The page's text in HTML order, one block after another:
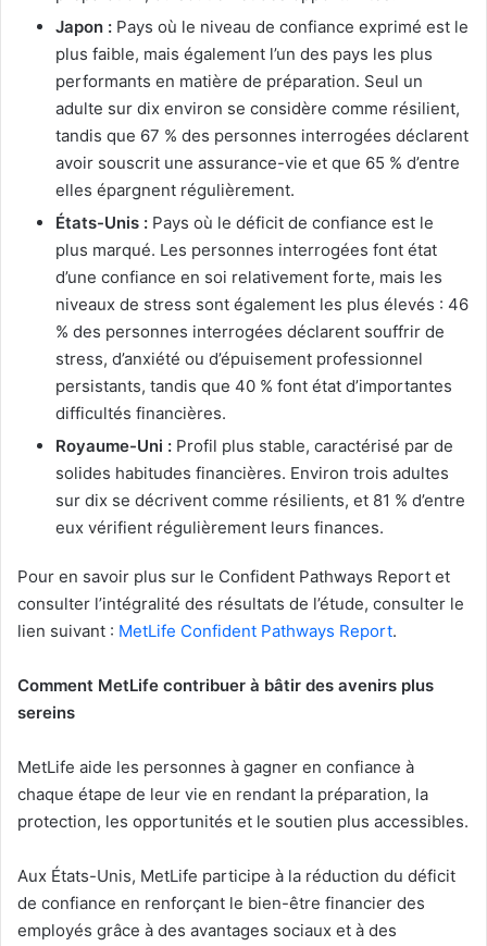
Japon : Pays où le niveau de confiance exprimé est le
plus faible, mais également l’un des pays les plus
performants en matière de préparation. Seul un
adulte sur dix environ se considère comme résilient,
tandis que 67 % des personnes interrogées déclarent
avoir souscrit une assurance-vie et que 65 % d’entre
elles épargnent régulièrement.
États-Unis : Pays où le déficit de confiance est le
plus marqué. Les personnes interrogées font état
d’une confiance en soi relativement forte, mais les
niveaux de stress sont également les plus élevés : 46
% des personnes interrogées déclarent souffrir de
stress, d’anxiété ou d’épuisement professionnel
persistants, tandis que 40 % font état d’importantes
difficultés financières.
Royaume-Uni : Profil plus stable, caractérisé par de
solides habitudes financières. Environ trois adultes
sur dix se décrivent comme résilients, et 81 % d’entre
eux vérifient régulièrement leurs finances.
Pour en savoir plus sur le Confident Pathways Report et
consulter l’intégralité des résultats de l’étude, consulter le
lien suivant : MetLife Confident Pathways Report.
Comment MetLife contribuer à bâtir des avenirs plus
sereins
MetLife aide les personnes à gagner en confiance à
chaque étape de leur vie en rendant la préparation, la
protection, les opportunités et le soutien plus accessibles.
Aux États-Unis, MetLife participe à la réduction du déficit
de confiance en renforçant le bien-être financier des
employés grâce à des avantages sociaux et à des